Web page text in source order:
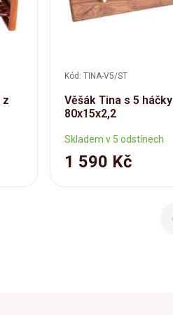
z
Kód: TINA-V5/ST
Věšák Tina s 5 háčky
80x15x2,2
Skladem v 5 odstínech
1 590 Kč